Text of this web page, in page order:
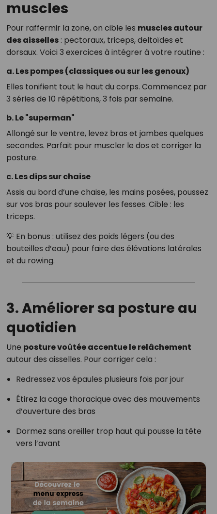
muscles
Pour raffermir la zone, on cible les muscles autour
des aisselles: pectoraux, triceps, deltoïdes et
dorsaux. Voici 3 exercices à intégrer à votre routine :
a. Les pompes (classiques ou sur les genoux)
Elles tonifient tout le haut du corps. Commencez par
3 séries de 10 répétitions, 3 fois par semaine.
b. Le "superman"
Allongé sur le ventre, levez bras et jambes quelques
secondes. Parfait pour muscler le dos et corriger la
posture.
c. Les dips sur chaise
Assis au bord d’une chaise, les mains posées, poussez
sur vos bras pour soulever les fesses. Cible : les
triceps.
💡 En bonus : utilisez des poids légers (ou des
bouteilles d’eau) pour faire des élévations latérales
et du rowing.
3. Améliorer sa posture au
quotidien
Une posture voûtée accentue le relâchement
autour des aisselles. Pour corriger cela :
Redressez vos épaules plusieurs fois par jour
Étirez la cage thoracique avec des mouvements
d’ouverture des bras
Dormez sans oreiller trop haut qui pousse la tête
vers l’avant